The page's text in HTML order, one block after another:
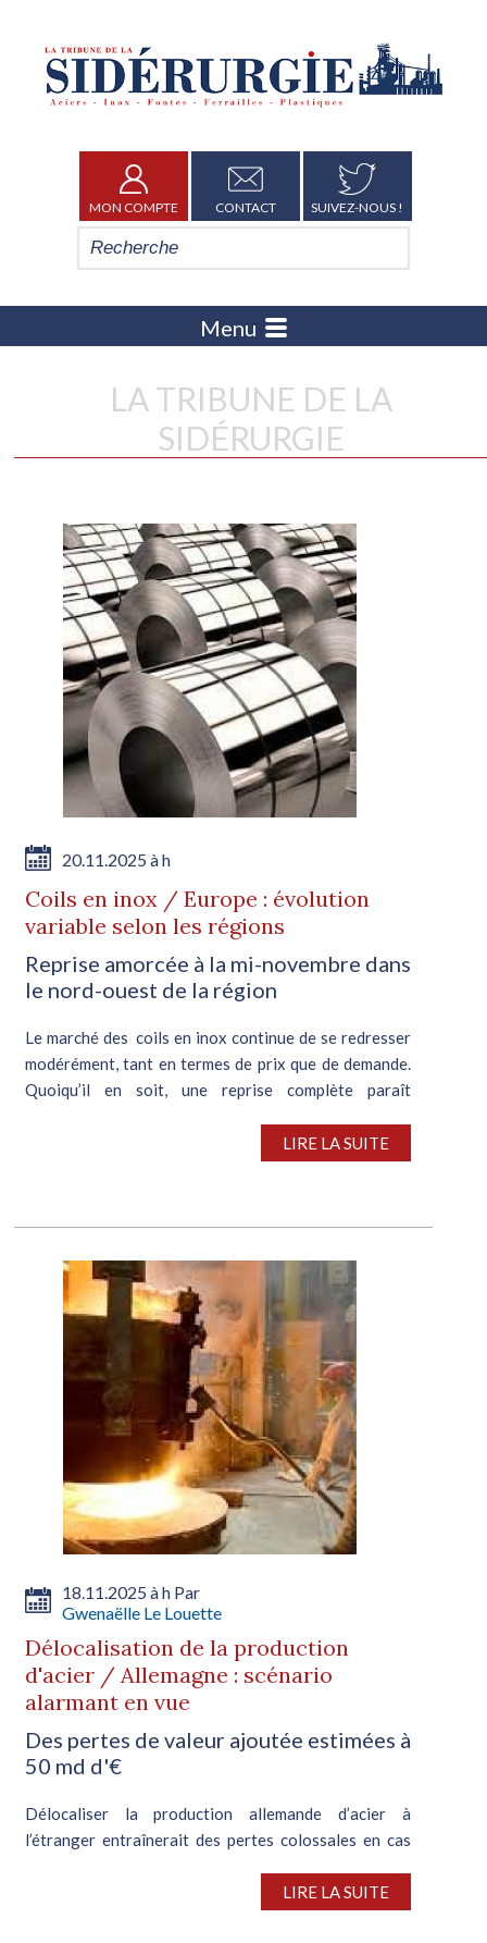
MON COMPTE CONTACT SUIVEZ-NOUS !
Menu
LA TRIBUNE DE LA
SIDÉRURGIE
20.11.2025 à h
Coils en inox / Europe : évolution
variable selon les régions
Reprise amorcée à la mi-novembre dans
le nord-ouest de la région
Le marché des coils en inox continue de se redresser
modérément, tant en termes de prix que de demande.
Quoiqu’il en soit, une reprise complète paraît
LIRE LA SUITE
18.11.2025 à h Par
Gwenaëlle Le Louette
Délocalisation de la production
d'acier / Allemagne : scénario
alarmant en vue
Des pertes de valeur ajoutée estimées à
50 md d'€
Délocaliser la production allemande d’acier à
l’étranger entraînerait des pertes colossales en cas
économistes de l’université de Mannheim. Leurs
LIRE LA SUITE